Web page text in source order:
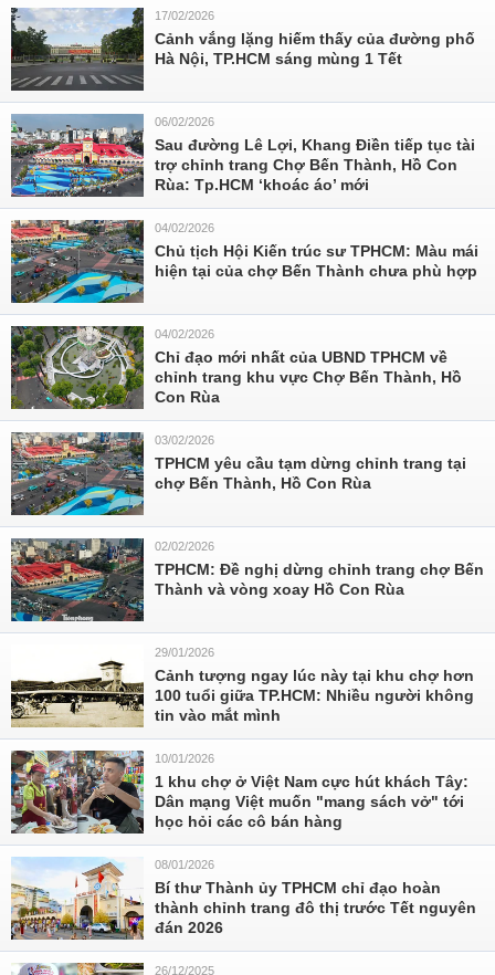
17/02/2026
Cảnh vắng lặng hiếm thấy của đường phố
Hà Nội, TP.HCM sáng mùng 1 Tết
06/02/2026
Sau đường Lê Lợi, Khang Điền tiếp tục tài
trợ chỉnh trang Chợ Bến Thành, Hồ Con
Rùa: Tp.HCM ‘khoác áo’ mới
04/02/2026
Chủ tịch Hội Kiến trúc sư TPHCM: Màu mái
hiện tại của chợ Bến Thành chưa phù hợp
04/02/2026
Chỉ đạo mới nhất của UBND TPHCM về
chỉnh trang khu vực Chợ Bến Thành, Hồ
Con Rùa
03/02/2026
TPHCM yêu cầu tạm dừng chỉnh trang tại
chợ Bến Thành, Hồ Con Rùa
02/02/2026
TPHCM: Đề nghị dừng chỉnh trang chợ Bến
Thành và vòng xoay Hồ Con Rùa
29/01/2026
Cảnh tượng ngay lúc này tại khu chợ hơn
100 tuổi giữa TP.HCM: Nhiều người không
tin vào mắt mình
10/01/2026
1 khu chợ ở Việt Nam cực hút khách Tây:
Dân mạng Việt muốn "mang sách vở" tới
học hỏi các cô bán hàng
08/01/2026
Bí thư Thành ủy TPHCM chỉ đạo hoàn
thành chỉnh trang đô thị trước Tết nguyên
đán 2026
26/12/2025